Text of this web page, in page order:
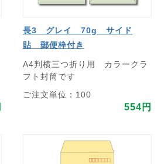
長3 グレイ 70g サイド
貼 郵便枠付き
A4判横三つ折り用 カラークラ
フト封筒です
ご注文単位：100
554円